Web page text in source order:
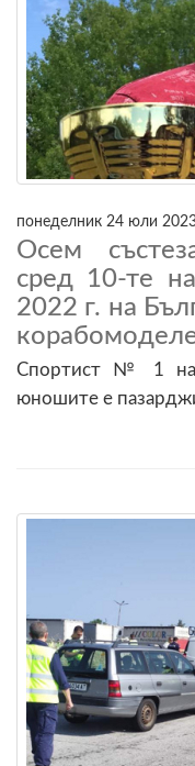
понеделник 24 юли
Осем
сред 10-те
2022 г. на
Спортист № 1 на
юношите е